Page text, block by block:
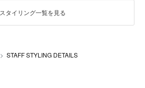
スタイリング一覧を見る
STAFF STYLING DETAILS